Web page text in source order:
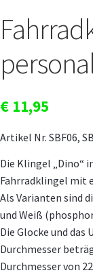
€ 11,95
Artikel Nr. SBF06,
Die Klingel „Dino“
Fahrradklingel mit
Als Varianten sind
und Weiß
Die Glocke und
Durchmesser
Durchmesser von